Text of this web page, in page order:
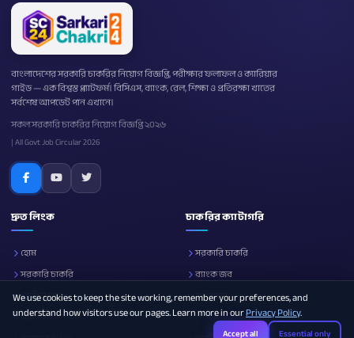
বাংলাদেশের সরকারি চাকরির নিয়োগ বিজ্ঞপ্তি, পরীক্ষার ফলাফল ও ক্যারিয়ার
গাইড — এক বিশ্বস্ত প্ল্যাটফর্ম। বিসিএস, ব্যাংক, রেল, শিক্ষা ও প্রতিরক্ষা খাতের
সর্বশেষ আপডেট পান এখানে।
সকল সরকারি চাকরির নিয়োগ বিজ্ঞপ্তি ২০২৬
| All Govt Job Circular 2026
দ্রুত লিংক
হোম
সরকারি চাকরি
নোটিশ বোর্ড
আমাদের সম্পর্কে
চাকরির ক্যাটাগরি
সরকারি চাকরি
ব্যাংক জব
প্রতিরক্ষা
শিক্ষা
We use cookies to keep the site working, remember your preferences, and
understand how visitors use our pages. Learn more in ourPrivacy Policy.
Accept all Essential only